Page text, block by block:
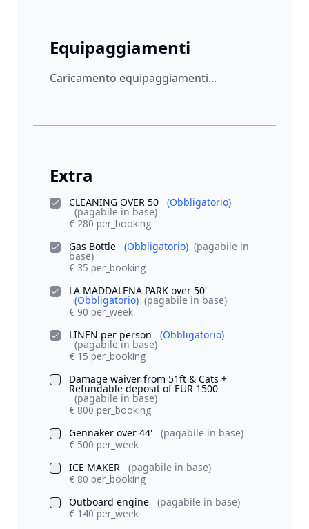
Equipaggiamenti
Caricamento equipaggiamenti...
Extra
CLEANING OVER 50 (Obbligatorio)
(pagabile in base)
€ 280 per_booking
Gas Bottle
(Obbligatorio) (pagabile in
base)
€ 35 per_booking
LA MADDALENA PARK over 50'
(Obbligatorio) (pagabile in base)
€ 90 per_week
LINEN per person
(Obbligatorio)
(pagabile in base)
€ 15 per_booking
Damage waiver from 51ft & Cats +
Refundable deposit of EUR 1500
(pagabile in base)
€ 800 per_booking
Gennaker over 44'
(pagabile in base)
€ 500 per_week
ICE MAKER
(pagabile in base)
€ 80 per_booking
Outboard engine
(pagabile in base)
€ 140 per_week